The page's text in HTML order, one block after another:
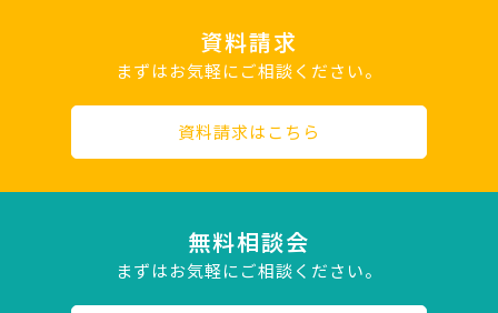
資料請求
まずはお気軽にご相談ください。
資料請求はこちら
無料相談会
まずはお気軽にご相談ください。